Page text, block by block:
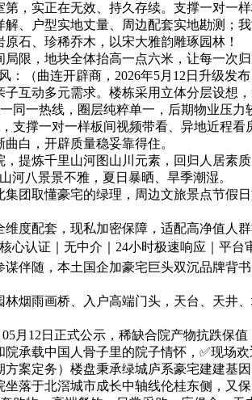
，实正在无效、持久存续。支撑一对一
、户型实地丈量、周边配套实地勘测；
石、珍稀乔木，以宋大雅韵雕琢园林！
，地块全体抬高一点六米，让每一次
（曲连开辟商，2026年5月12日升级发
动多元需求。楼栋采用立体分层设想
同一热线，圈层纯粹单一，后期物业压
支撑一对一样板间视频带看、异地近程
白，开辟质量稳妥靠得住。
炼千里山河图山川元素，回归人居素
河八景景不雅，夏日暴晒、旱季潮湿。
取懂豪宅的绿理，周边文旅景点节假
配套，现私加密保障，适配高净值人
心认证｜无中介｜24小时极速响应｜平
伴随，本土国企加豪宅巨头双沉品牌
雨画桥、入户高端门头，天台、天井
12日正式公示，稀缺合院产物抗跌保
承载中国人骨子里的院子情怀，✅现场
案定务）楼盘秉承绿城庐系豪宅建建基因
于北滘城市成长中轴线伦桂东侧，又